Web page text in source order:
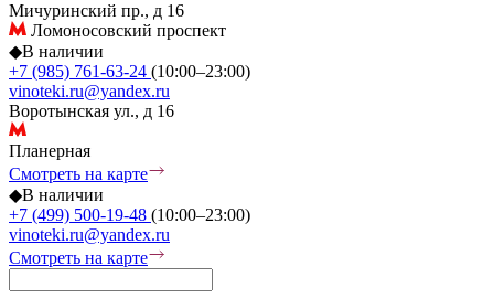
Мичуринский пр., д 16
Ломоносовский проспект
◆В наличии
+7 (985) 761-63-24 (10:00–23:00)
vinoteki.ru@yandex.ru
Воротынская ул., д 16
Планерная
Смотреть на карте
◆В наличии
+7 (499) 500-19-48 (10:00–23:00)
vinoteki.ru@yandex.ru
Смотреть на карте